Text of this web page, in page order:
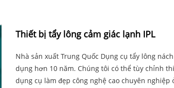
Thiết bị tẩy lông cảm giác lạnh IPL
Nhà sản xuất Trung Quốc Dụng cụ tẩy lông
dụng hơn 10 năm. Chúng tôi có thể tùy chỉnh
dụng cụ làm đẹp công nghệ cao chuyên